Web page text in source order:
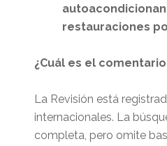
restauraciones
¿Cuál es el
La Revisión está
internacionales. La
completa, pero omite